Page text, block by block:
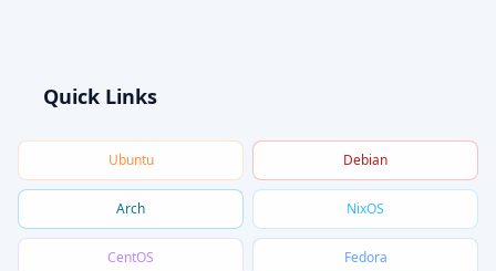
Quick Links
Ubuntu Debian
Arch NixOS
CentOS Fedora